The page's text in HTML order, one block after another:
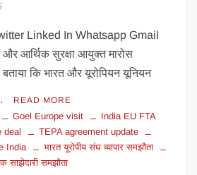
Linked In Whatsapp Gmail
और आर्थिक सुरक्षा आयुक्त मारोस
कि भारत और यूरोपियन यूनियन
READ MORE
Goel Europe visit
India EU FTA
deal
TEPA agreement update
India
भारत यूरोपीय संघ व्यापार समझौता
साझेदारी समझौता